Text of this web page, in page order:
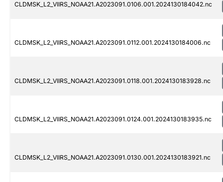
CLDMSK_L2_VIIRS_NOAA21.A2023091.0106.001.2024130184042.nc
CLDMSK_L2_VIIRS_NOAA21.A2023091.0112.001.2024130184006.nc
CLDMSK_L2_VIIRS_NOAA21.A2023091.0118.001.2024130183928.nc
CLDMSK_L2_VIIRS_NOAA21.A2023091.0124.001.2024130183935.nc
CLDMSK_L2_VIIRS_NOAA21.A2023091.0130.001.2024130183921.nc